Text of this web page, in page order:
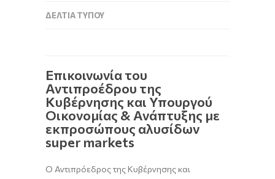
ΔΕΛΤΊΑ ΤΎΠΟΥ
Επικοινωνία του
Αντιπροέδρου της
Κυβέρνησης και Υπουργού
Οικονομίας & Ανάπτυξης με
εκπροσώπους αλυσίδων
super markets
Ο Αντιπρόεδρος της Κυβέρνησης και